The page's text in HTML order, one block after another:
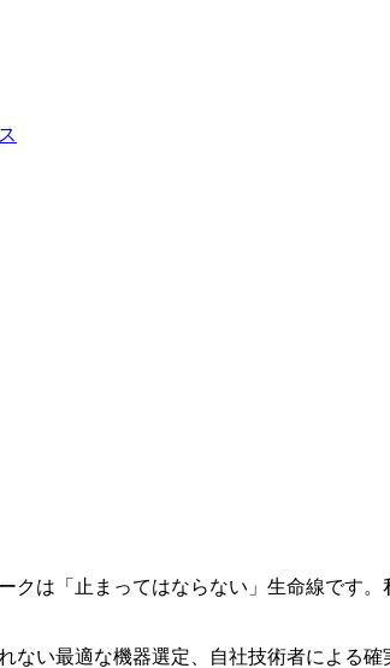
クは「止まってはならない」生命線です
ない最適な機器選定、自社技術者による